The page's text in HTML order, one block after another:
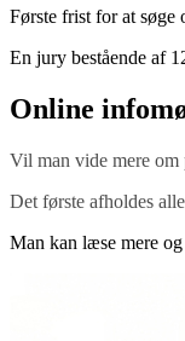
Første frist for at søge
En jury bestående af
Online
Vil man vide mere om
Det første afholdes
Man kan læse mere